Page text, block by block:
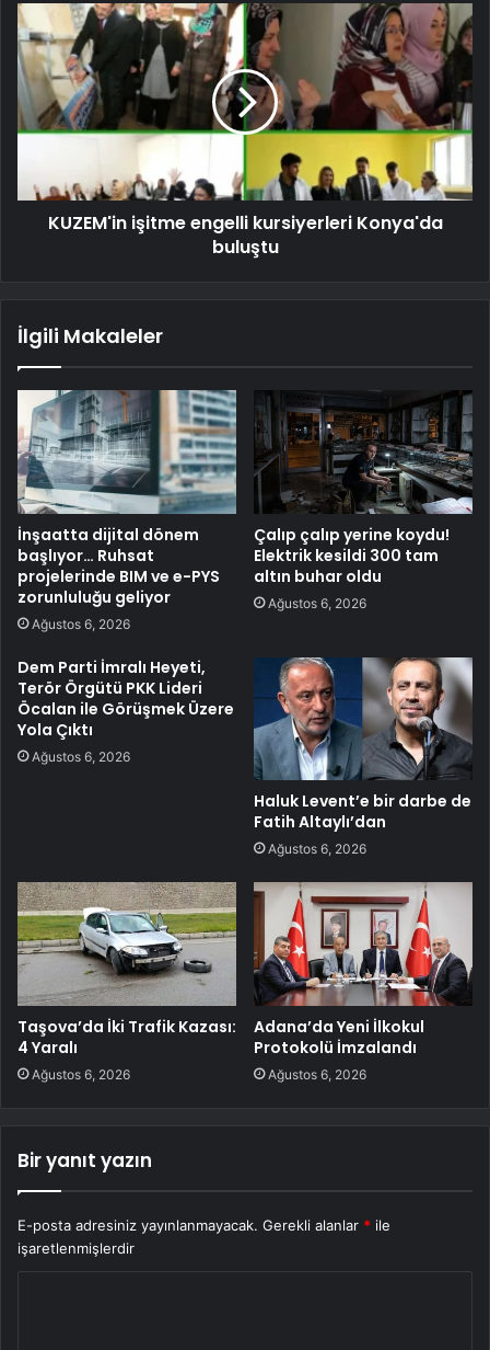
KUZEM'in işitme engelli kursiyerleri Konya'da
buluştu
İlgili Makaleler
İnşaatta dijital dönem
başlıyor… Ruhsat
projelerinde BIM ve e-PYS
zorunluluğu geliyor
Ağustos 6, 2026
Çalıp çalıp yerine koydu!
Elektrik kesildi 300 tam
altın buhar oldu
Ağustos 6, 2026
Dem Parti İmralı Heyeti,
Terör Örgütü PKK Lideri
Öcalan ile Görüşmek Üzere
Yola Çıktı
Ağustos 6, 2026
Haluk Levent’e bir darbe de
Fatih Altaylı’dan
Ağustos 6, 2026
Taşova’da İki Trafik Kazası:
4 Yaralı
Ağustos 6, 2026
Adana’da Yeni İlkokul
Protokolü İmzalandı
Ağustos 6, 2026
Bir yanıt yazın
E-posta adresiniz yayınlanmayacak. Gerekli alanlar * ile
işaretlenmişlerdir